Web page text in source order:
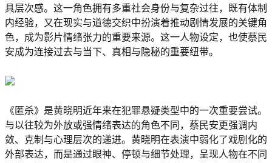
具层次感。这一角色拥有多重社会身份与复杂过往，既有体制
内经验，又在现实与道德交织中扮演着推动剧情发展的关键角
色，成为影片情绪张力的重要来源。这一人物设定，也使蔡民
安成为连接过去与当下、真相与隐秘的重要纽带。
《匿杀》是黄晓明近年来在犯罪悬疑类型中的一次重要尝试。
与以往较为外放或强情绪表达的角色不同，蔡民安更强调内
敛、克制与心理层次的递进。黄晓明在表演中弱化了戏剧化的
外部表达，而是通过眼神、停顿与细节处理，呈现人物在不同